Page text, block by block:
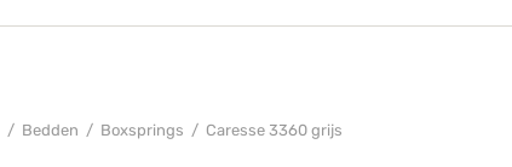
/ Bedden / Boxsprings / Caresse 3360 grijs